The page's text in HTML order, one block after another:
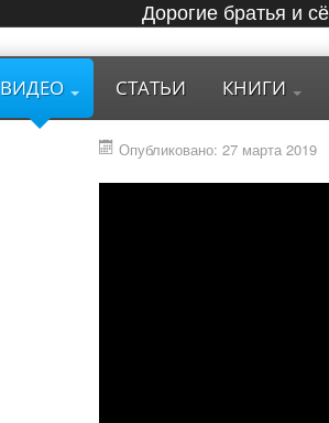
Дорогие братья и
ВИДЕО СТАТЬИ КНИГИ
Опубликовано: 27 марта 2019